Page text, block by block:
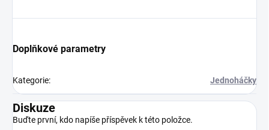
Doplňkové parametry
Kategorie: Jednoháčky
Diskuze
Buďte první, kdo napíše příspěvek k této položce.